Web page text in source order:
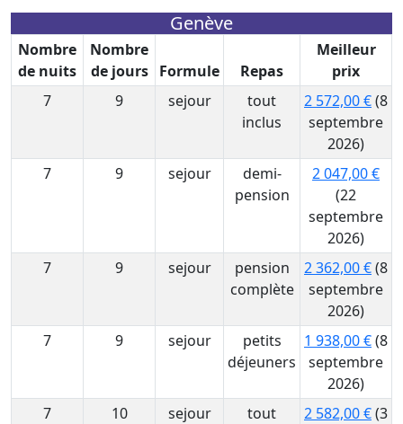
Genève
Nombre
de nuits
Nombre
de jours
Formule Repas
Meilleur
prix
7
9 sejour
tout
inclus
2 572,00 €(8
septembre
2026)
7
9 sejour
demi-
pension
2 047,00 €
(22
septembre
2026)
7
9 sejour
pension
complète
2 362,00 €(8
septembre
2026)
7
9 sejour
petits
déjeuners
1 938,00 €(8
septembre
2026)
7
10 sejour
tout
2 582,00 €(3